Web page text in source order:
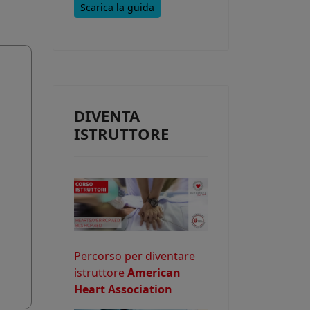
Scarica la guida
DIVENTA
ISTRUTTORE
Percorso per diventare
istruttoreAmerican
Heart Association